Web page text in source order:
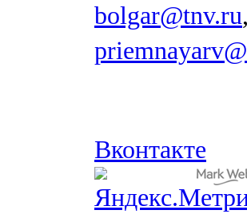
bolgar@tnv.ru,
Вконтакте